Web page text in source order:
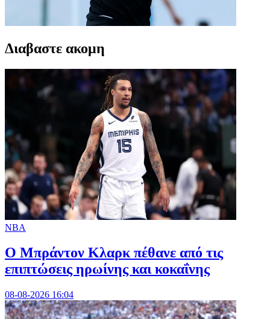
Διαβαστε ακομη
NBA
Ο Μπράντον Κλαρκ πέθανε από τις
επιπτώσεις ηρωίνης και κοκαΐνης
08-08-2026 16:04